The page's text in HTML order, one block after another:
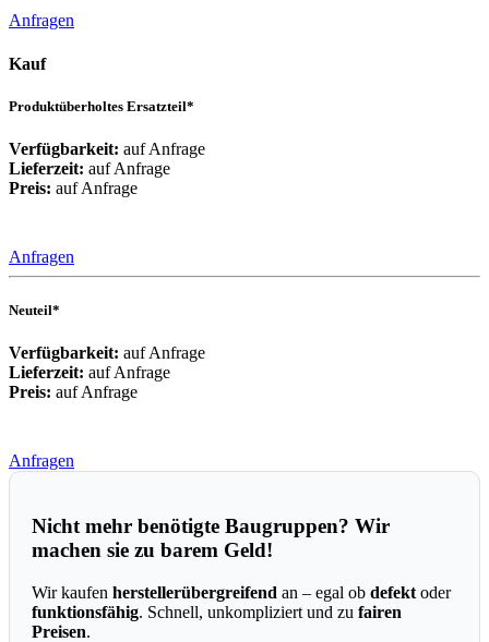
Anfragen
Kauf
Produktüberholtes Ersatzteil*
Verfügbarkeit: auf Anfrage
Lieferzeit: auf Anfrage
Preis: auf Anfrage
Anfragen
Neuteil*
Verfügbarkeit: auf Anfrage
Lieferzeit: auf Anfrage
Preis: auf Anfrage
Anfragen
Nicht mehr benötigte Baugruppen? Wir
machen sie zu barem Geld!
Wir kaufen herstellerübergreifend an – egal ob defekt oder
funktionsfähig. Schnell, unkompliziert und zu fairen
Preisen.